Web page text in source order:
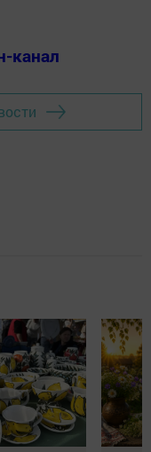
канал